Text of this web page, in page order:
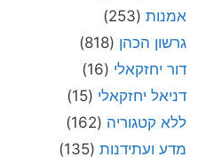
אמנות (253)
גרשון הכהן (818)
דור יחזקאלי (16)
דניאל יחזקאלי (15)
ללא קטגוריה (162)
מדע ועתידנות (135)